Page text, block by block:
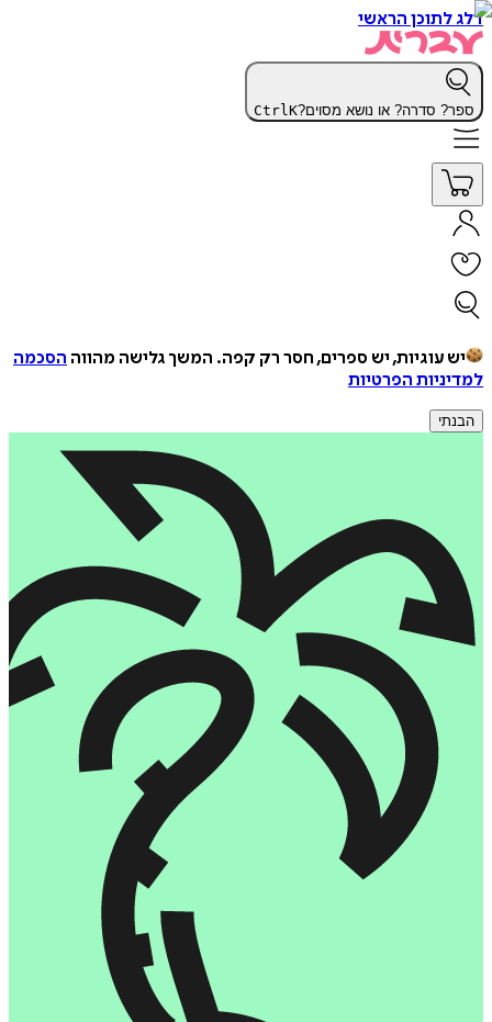
דלג לתוכן הראשי
ספר? סדרה? או נושא מסוים? CtrlK
יש עוגיות, יש ספרים, חסר רק קפה. המשך גלישה מהווה הסכמה
למדיניות הפרטיות
הבנתי